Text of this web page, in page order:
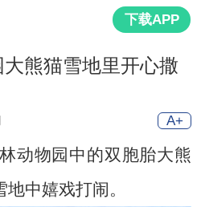
下载APP
熊猫雪地里开心撒
A+
物园中的双胞胎大熊
地中嬉戏打闹。